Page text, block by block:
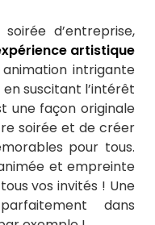
d’entreprise,
artistique
intrigante
suscitant l’intérêt
une façon originale
soirée et de créer
pour tous.
et empreinte
vos invités ! Une
dans